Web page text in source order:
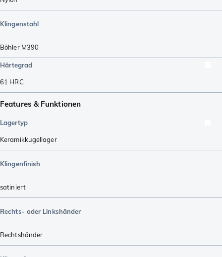
Klingenstahl
Böhler M390
Härtegrad
61 HRC
Features & Funktionen
Lagertyp
Keramikkugellager
Klingenfinish
satiniert
Rechts- oder Linkshänder
Rechtshänder